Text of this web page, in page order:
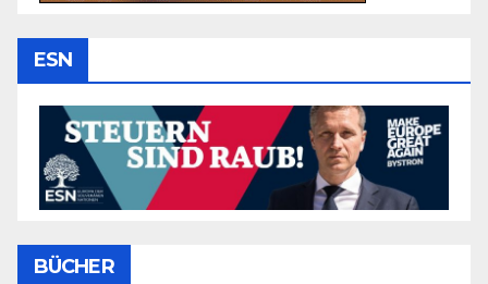
ESN
BÜCHER